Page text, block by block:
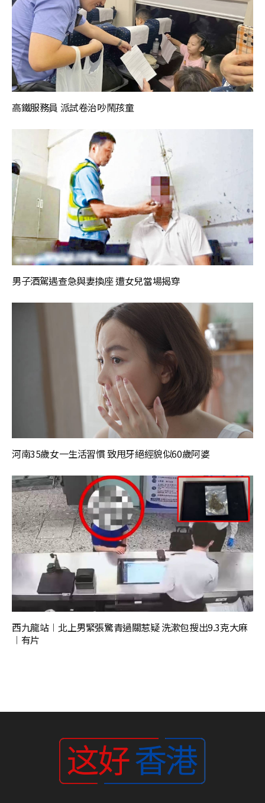
高鐵服務員 派試卷治吵鬧孩童
男子酒駕遇查急與妻換座 遭女兒當場揭穿
河南35歲女一生活習慣 致甩牙絕經貌似60歲阿婆
西九龍站︱北上男緊張驚青過關惹疑 洗漱包搜出9.3克大麻
︱有片